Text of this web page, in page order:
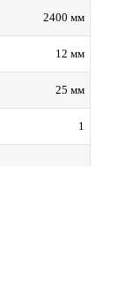
2400 мм
12 мм
25 мм
1